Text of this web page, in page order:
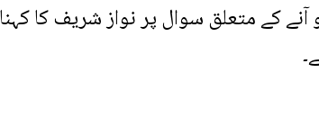
متعلق سوال پر نواز شریف کا کہنا